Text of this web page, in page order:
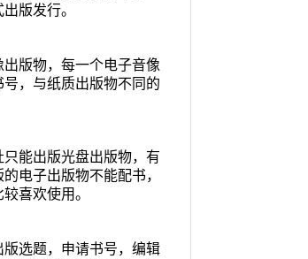
版发行。
版物，每一个电子音像
，与纸质出版物不同的
能出版光盘出版物，有
电子出版物不能配书，
喜欢使用。
选题，申请书号，编辑